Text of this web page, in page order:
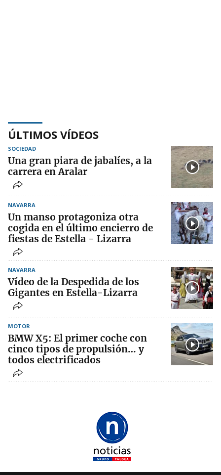
ÚLTIMOS VÍDEOS
SOCIEDAD
Una gran piara de jabalíes, a la
carrera en Aralar
NAVARRA
Un manso protagoniza otra
cogida en el último encierro de
fiestas de Estella - Lizarra
NAVARRA
Vídeo de la Despedida de los
Gigantes en Estella-Lizarra
MOTOR
BMW X5: El primer coche con
cinco tipos de propulsión… y
todos electrificados